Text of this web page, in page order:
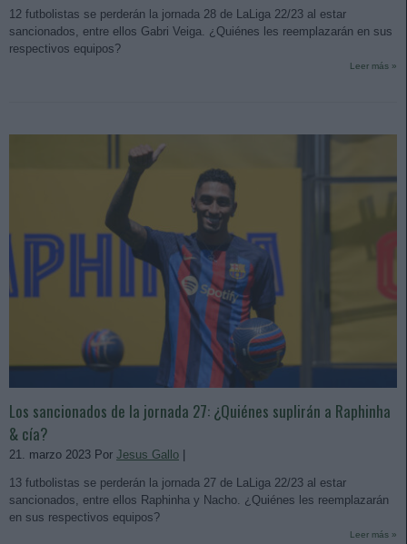
12 futbolistas se perderán la jornada 28 de LaLiga 22/23 al estar
sancionados, entre ellos Gabri Veiga. ¿Quiénes les reemplazarán en sus
respectivos equipos?
Leer más »
Los sancionados de la jornada 27: ¿Quiénes suplirán a Raphinha
& cía?
21. marzo 2023 Por Jesus Gallo |
13 futbolistas se perderán la jornada 27 de LaLiga 22/23 al estar
sancionados, entre ellos Raphinha y Nacho. ¿Quiénes les reemplazarán
en sus respectivos equipos?
Leer más »